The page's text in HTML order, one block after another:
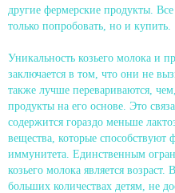
другие фермерские продукты.
только попробовать, но и купить.
Уникальность козьего молока и
заключается в том, что они не
также лучше перевариваются,
продукты на его основе. Это
содержится гораздо меньше
вещества, которые способствуют
иммунитета. Единственным
козьего молока является возраст.
больших количествах детям, не